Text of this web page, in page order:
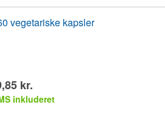
vegetariske kapsler
kr.
inkluderet